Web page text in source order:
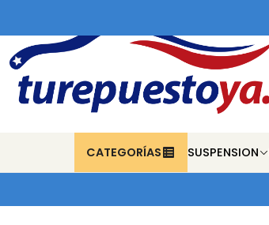
CATEGORÍAS SUSPENSION